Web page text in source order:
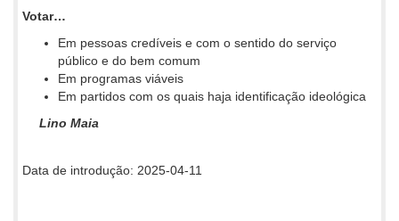
Votar…
Em pessoas credíveis e com o sentido do serviço
público e do bem comum
Em programas viáveis
Em partidos com os quais haja identificação ideológica
Lino Maia
Data de introdução: 2025-04-11